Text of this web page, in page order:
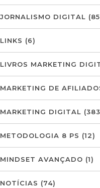
JORNALISMO DIGITAL
LINKS (6)
LIVROS MARKETING
MARKETING DE
MARKETING DIGITAL
METODOLOGIA 8 PS (12)
MINDSET AVANÇADO (1)
NOTÍCIAS (74)